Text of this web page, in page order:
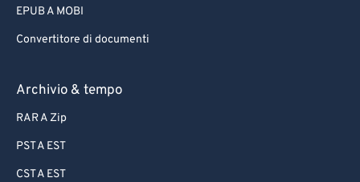
EPUB A MOBI
Convertitore di documenti
Archivio & tempo
RAR A Zip
PST A EST
CST A EST